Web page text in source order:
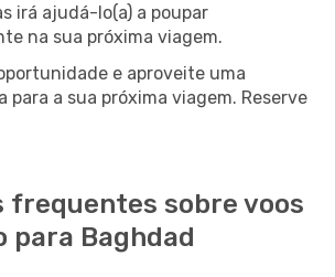
irá ajudá-lo(a) a poupar
na sua próxima viagem.
e aproveite uma
a sua próxima viagem. Reserve
frequentes sobre voos
para Baghdad